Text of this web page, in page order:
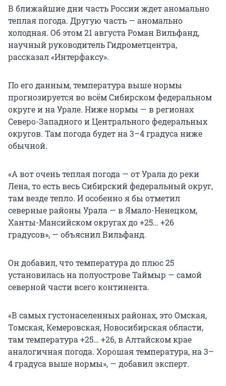
В ближайшие дни часть России ждет аномально
теплая погода. Другую часть — аномально
холодная. Об этом 21 августа Роман Вильфанд,
научный руководитель Гидрометцентра,
рассказал «Интерфаксу».
По его данным, температура выше нормы
прогнозируется во всём Сибирском федеральном
округе и на Урале. Ниже нормы — в регионах
Северо-Западного и Центрального федеральных
округов. Там погода будет на 3–4 градуса ниже
обычной.
«А вот очень теплая погода — от Урала до реки
Лена, то есть весь Сибирский федеральный округ,
там везде тепло. И особенно я бы отметил
северные районы Урала — в Ямало-Ненецком,
Ханты-Мансийском округах до +25… +26
градусов», — объяснил Вильфанд.
Он добавил, что температура до плюс 25
установилась на полуострове Таймыр — самой
северной части всего континента.
«В самых густонаселенных районах, это Омская,
Томская, Кемеровская, Новосибирская области,
там температура +25… +26, в Алтайском крае
аналогичная погода. Хорошая температура, на 3–
4 градуса выше нормы», — добавил эксперт.